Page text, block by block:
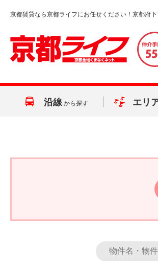
京都賃貸なら京都ライフにお任せください！京都府
沿線 から探す エリ